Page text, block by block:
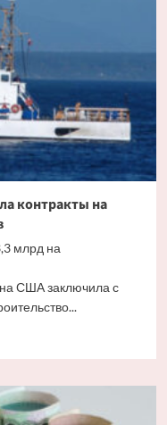
контракты на
млрд на
США заключила с